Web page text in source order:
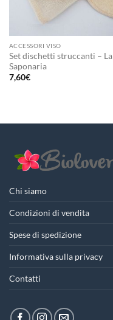
ACCESSORI VISO
Set dischetti struccanti – La
Saponaria
7,60€
Chi siamo
Condizioni di vendita
Spese di spedizione
Informativa sulla privacy
Contatti